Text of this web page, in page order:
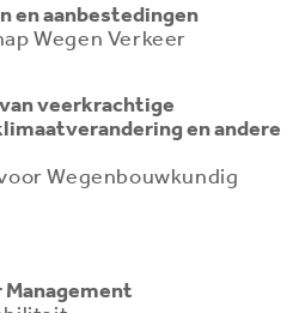
en aanbestedingen
Wegen Verkeer
van veerkrachtige
en andere
Wegenbouwkundig
Management